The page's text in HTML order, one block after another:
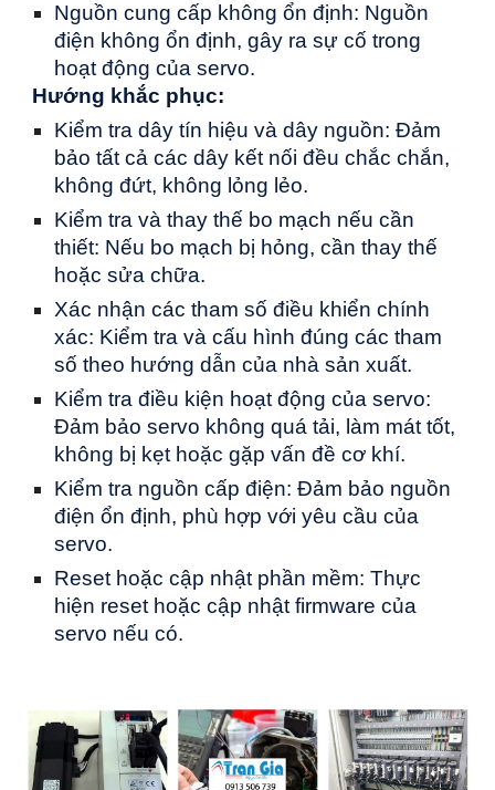
Nguồn cung cấp không ổn định: Nguồn
điện không ổn định, gây ra sự cố trong
hoạt động của servo.
Hướng khắc phục:
Kiểm tra dây tín hiệu và dây nguồn: Đảm
bảo tất cả các dây kết nối đều chắc chắn,
không đứt, không lỏng lẻo.
Kiểm tra và thay thế bo mạch nếu cần
thiết: Nếu bo mạch bị hỏng, cần thay thế
hoặc sửa chữa.
Xác nhận các tham số điều khiển chính
xác: Kiểm tra và cấu hình đúng các tham
số theo hướng dẫn của nhà sản xuất.
Kiểm tra điều kiện hoạt động của servo:
Đảm bảo servo không quá tải, làm mát tốt,
không bị kẹt hoặc gặp vấn đề cơ khí.
Kiểm tra nguồn cấp điện: Đảm bảo nguồn
điện ổn định, phù hợp với yêu cầu của
servo.
Reset hoặc cập nhật phần mềm: Thực
hiện reset hoặc cập nhật firmware của
servo nếu có.